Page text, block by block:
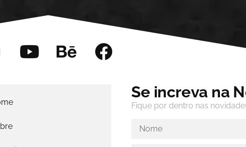
Se increva na
Fique por dentro nas